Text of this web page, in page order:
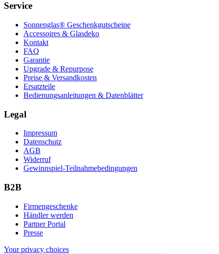
Service
Sonnenglas® Geschenkgutscheine
Accessoires & Glasdeko
Kontakt
FAQ
Garantie
Upgrade & Repurpose
Preise & Versandkosten
Ersatzteile
Bedienungsanleitungen & Datenblätter
Legal
Impressum
Datenschutz
AGB
Widerruf
Gewinnspiel-Teilnahmebedingungen
B2B
Firmengeschenke
Händler werden
Partner Portal
Presse
Your privacy choices